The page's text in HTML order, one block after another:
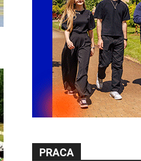
PRACA